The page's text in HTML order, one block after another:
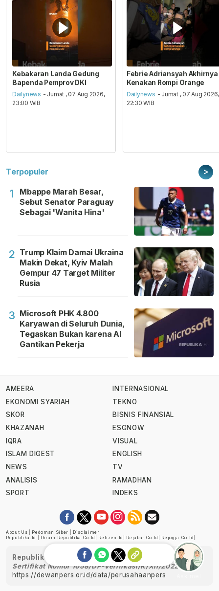
Kebakaran Landa Gedung
Bapenda Pemprov DKI
Dailynews - Jumat , 07 Aug 2026,
23:00 WIB
Febrie Adriansyah Akhirnya
Kenakan Rompi Orange
Dailynews - Jumat , 07 Aug 2026,
22:30 WIB
Terpopuler >
1
Mbappe Marah Besar,
Sebut Senator Paraguay
Sebagai 'Wanita Hina'
2 Trump Klaim Damai Ukraina
Makin Dekat, Kyiv Malah
Gempur 47 Target Militer
Rusia
3 Microsoft PHK 4.800
Karyawan di Seluruh Dunia,
Tegaskan Bukan karena AI
Gantikan Pekerja
AMEERA
EKONOMI SYARIAH
SKOR
KHAZANAH
IQRA
ISLAM DIGEST
NEWS
ANALISIS
SPORT
INTERNASIONAL
TEKNO
BISNIS FINANSIAL
ESGNOW
VISUAL
ENGLISH
TV
RAMADHAN
INDEKS
About Us Pedoman Siber
Disclaimer
Republika.id
Ihram.republika.co.id Retizen.id Rejabar.co.id Rejogja.co.id
Republika telah diverifikasi oleh Dewan Pers
Sertifikat Nomor 1058/DP-Verifikasi/K/XII/2022
https://dewanpers.or.id/data/perusahaanpers